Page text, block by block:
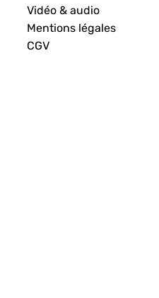
Vidéo & audio
Mentions légales
CGV